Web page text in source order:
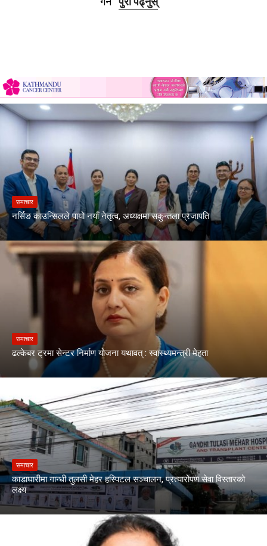
समाचार
नर्सिङ काउन्सिलले पायो नयाँ नेतृत्व, अध्यक्षमा सकुन्तला प्रजापति
समाचार
ढल्केबर ट्रमा सेन्टर निर्माण योजना यथावत् : स्वास्थ्यमन्त्री मेहता
समाचार
काडाघारीमा गान्धी तुलसी मेहर हस्पिटल सञ्चालन, प्रत्यारोपण सेवा विस्तारको
लक्ष्य